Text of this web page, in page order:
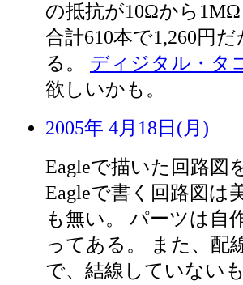
の抵抗が10Ωから1MΩ
合計610本で1,260円
る。 ディジタル・タ
欲しいかも。
2005年 4月18日(月)
Eagleで描いた回路図
Eagleで書く回路図は
も無い。 パーツは自
ってある。 また、配
で、結線していない